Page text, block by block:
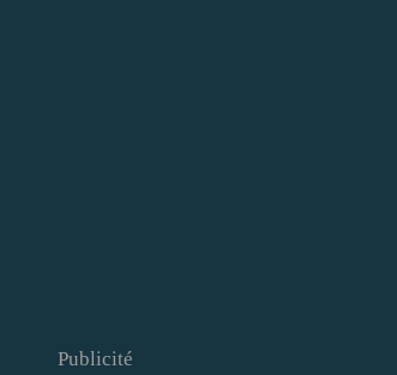
Publicité